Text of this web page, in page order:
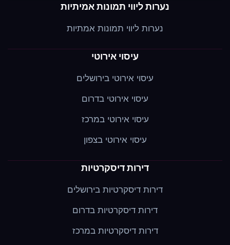
נערות ליווי תמונות אמיתיות
נערות ליווי תמונות אמתיות
עיסוי אירוטי
עיסוי אירוטי בירושלים
עיסוי אירוטי בדרום
עיסוי אירוטי במרכז
עיסוי אירוטי בצפון
דירות דיסקרטיות
דירות דיסקרטיות בירושלים
דירות דיסקרטיות בדרום
דירות דיסקרטיות במרכז